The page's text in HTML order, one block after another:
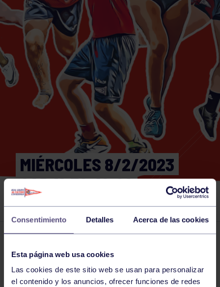
Consentimiento Detalles Acerca de las cookies
Esta página web usa cookies
Las cookies de este sitio web se usan para personalizar
el contenido y los anuncios, ofrecer funciones de redes
MIÉRCOLES 8/2/2023
GAP 11:30-12:00
GIMNASIO